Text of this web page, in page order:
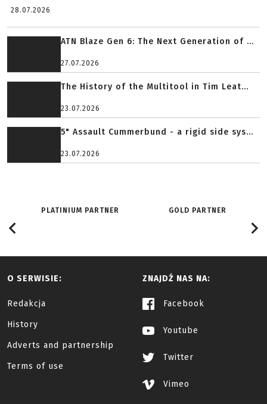
28.07.2026
ATN Blaze Gen 6: The Next Generation of ...
27.07.2026
The History of the Multitool in Tim Leat...
23.07.2026
5" Assault Cummerbund - a rigid side sys...
23.07.2026
PLATINIUM PARTNER GOLD PARTNER
O SERWISIE:
Redakcja
History
Adverts and partnership
Terms of use
ZNAJDŹ NAS NA:
Facebook
Youtube
Twitter
Vimeo